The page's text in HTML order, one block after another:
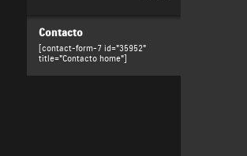
Contacto
[contact-form-7 id="35952"
title="Contacto home"]